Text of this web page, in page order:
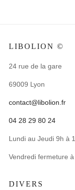
LIBOLION ©
24 rue de la gare
69009 Lyon
contact@libolion.fr
04 28 29 80 24
Lundi au Jeudi 9h à
Vendredi fermeture
DIVERS